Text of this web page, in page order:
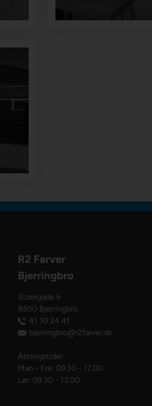
R2 Farver
Bjerringbro
Storegade 6
8850 Bjerringbro
81 10 24 41
bjerringbro@r2farver.dk
Åbningstider
Man - Fre: 09.30 - 17.00
Lør: 09.30 - 13.00